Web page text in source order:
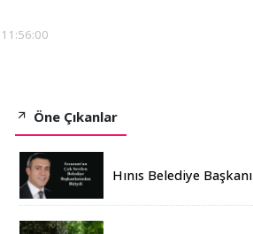
Öne Çıkanlar
Hınıs Belediye Başkanı